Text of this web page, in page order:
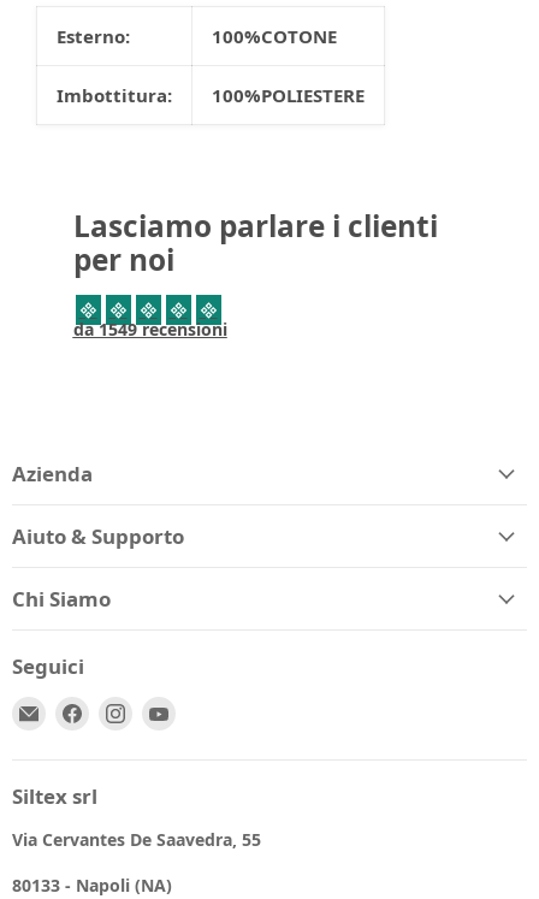
Esterno: 100%COTONE
Imbottitura: 100%POLIESTERE
Lasciamo parlare i clienti
per noi
da 1549 recensioni
Azienda
Aiuto & Supporto
Chi Siamo
Seguici
Email
Trovaci Trovaci
Siltex srl
Via Cervantes De Saavedra, 55
80133 - Napoli (NA)